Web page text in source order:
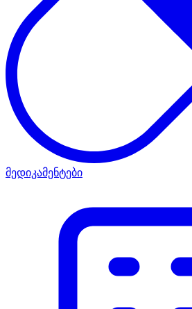
მედიკამენტები